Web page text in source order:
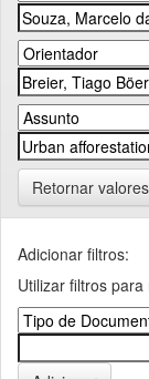
Retornar valores
Adicionar filtros:
Utilizar filtros